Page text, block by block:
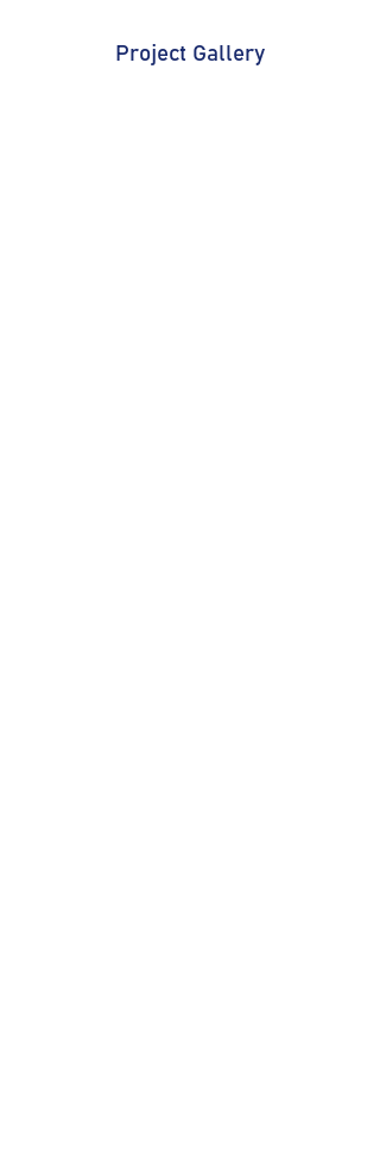
Project Gallery